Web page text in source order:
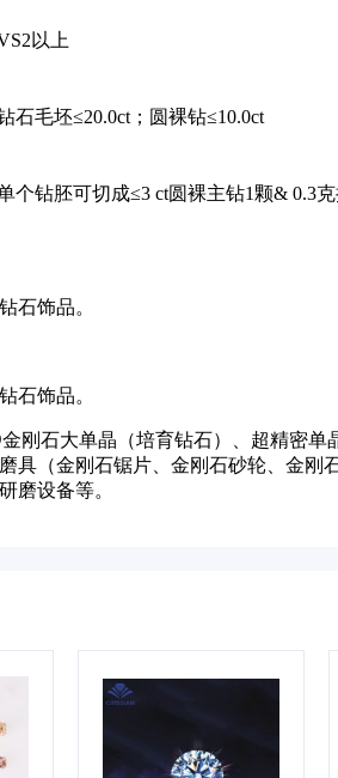
以上
石毛坯≤20.0ct；圆裸钻≤10.0ct
个钻胚可切成≤3 ct圆裸主钻1颗& 0.3
石饰品。
石饰品。
刚石大单晶（培育钻石）、超精密
具（金刚石锯片、金刚石砂轮、金
磨设备等。